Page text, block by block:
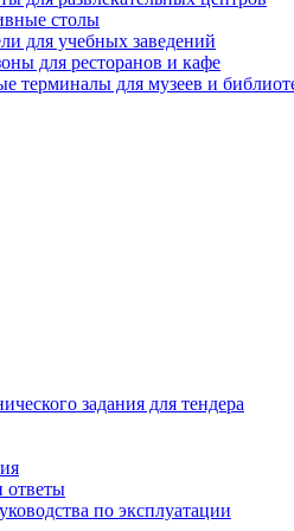
столы
для учебных заведений
для ресторанов и кафе
терминалы для музеев и
задания для тендера
ответы
по эксплуатации